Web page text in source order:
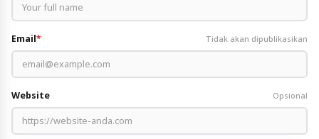
Email* Tidak akan dipublikasikan
Website Opsional